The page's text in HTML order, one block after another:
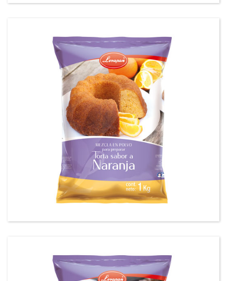
Mezcla en polvo para preparar tortas sabor a
Naranja